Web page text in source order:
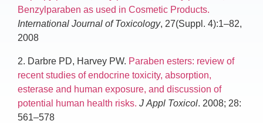
Benzylparaben as used in Cosmetic Products.
International Journal of Toxicology, 27(Suppl. 4):1–82,
2008
2. Darbre PD, Harvey PW. Paraben esters: review of
recent studies of endocrine toxicity, absorption,
esterase and human exposure, and discussion of
potential human health risks. J Appl Toxicol. 2008; 28:
561–578